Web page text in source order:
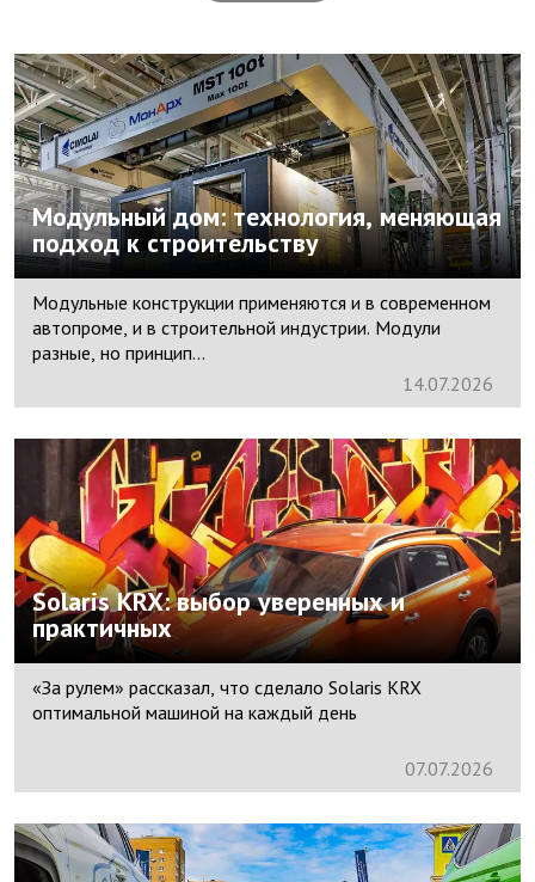
Модульный дом: технология, меняющая
подход к строительству
Модульные конструкции применяются и в современном
автопроме, и в строительной индустрии. Модули
разные, но принцип...
14.07.2026
Solaris KRX: выбор уверенных и
практичных
«За рулем» рассказал, что сделало Solaris KRX
оптимальной машиной на каждый день
07.07.2026